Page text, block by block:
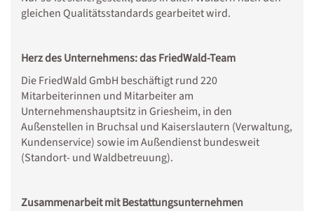
gleichen Qualitätsstandards gearbeitet wird.
Herz des Unternehmens: das FriedWald-Team
Die FriedWald GmbH beschäftigt rund 220
Mitarbeiterinnen und Mitarbeiter am
Unternehmenshauptsitz in Griesheim, in den
Außenstellen in Bruchsal und Kaiserslautern (Verwaltung,
Kundenservice) sowie im Außendienst bundesweit
(Standort- und Waldbetreuung).
Zusammenarbeit mit Bestattungsunternehmen